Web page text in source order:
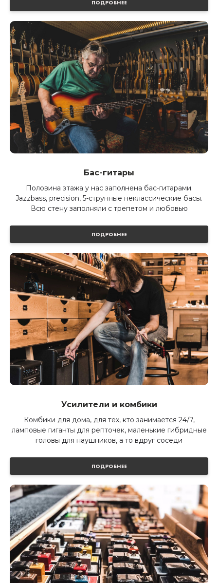
ПОДРОБНЕЕ
Бас-гитары
Половина этажа у нас заполнена бас-гитарами.
Jazzbass, precision, 5-струнные неклассические басы.
Всю стену заполняли с трепетом и любовью
ПОДРОБНЕЕ
Усилители и комбики
Комбики для дома, для тех, кто занимается 24/7,
ламповые гиганты для репточек, маленькие гибридные
головы для наушников, а то вдруг соседи
ПОДРОБНЕЕ